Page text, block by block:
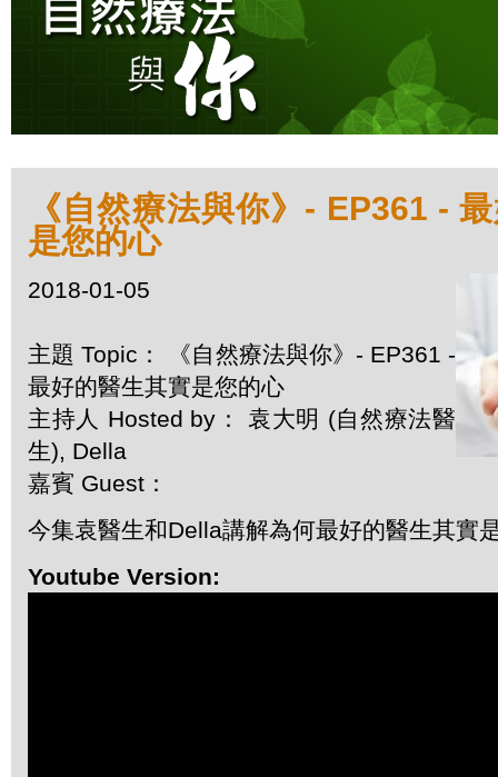
《自然療法與你》- EP361 -
是您的心
2018-01-05
主題 Topic： 《自然療法與你》- EP361 -
最好的醫生其實是您的心
主持人 Hosted by： 袁大明 (自然療法醫
生), Della
嘉賓 Guest：
今集袁醫生和Della講解為何最好的醫生其實
Youtube Version: